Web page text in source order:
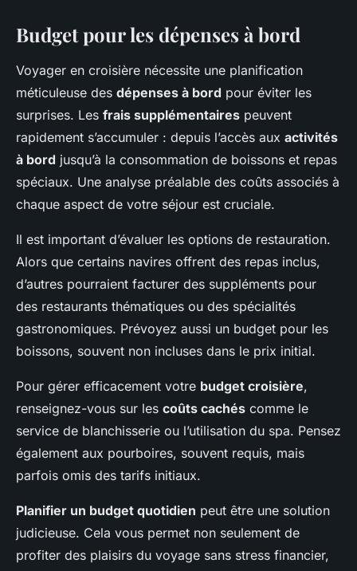
Budget pour les dépenses à bord
Voyager en croisière nécessite une planification
méticuleuse des dépenses à bord pour éviter les
surprises. Les frais supplémentaires peuvent
rapidement s’accumuler : depuis l’accès aux activités
à bord jusqu’à la consommation de boissons et repas
spéciaux. Une analyse préalable des coûts associés à
chaque aspect de votre séjour est cruciale.
Il est important d’évaluer les options de restauration.
Alors que certains navires offrent des repas inclus,
d’autres pourraient facturer des suppléments pour
des restaurants thématiques ou des spécialités
gastronomiques. Prévoyez aussi un budget pour les
boissons, souvent non incluses dans le prix initial.
Pour gérer efficacement votre budget croisière,
renseignez-vous sur les coûts cachés comme le
service de blanchisserie ou l’utilisation du spa. Pensez
également aux pourboires, souvent requis, mais
parfois omis des tarifs initiaux.
Planifier un budget quotidien peut être une solution
judicieuse. Cela vous permet non seulement de
profiter des plaisirs du voyage sans stress financier,